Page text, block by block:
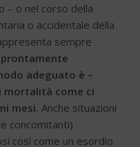
– o nel corso della
o accidentale della
sempre
prontamente
adeguato è –
mortalità come ci
mesi. Anche situazioni
concomitanti)
così come un esordio